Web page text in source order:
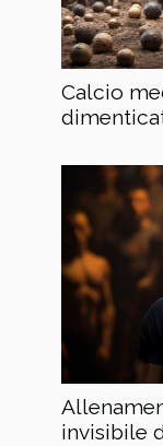
Calcio
invisibile